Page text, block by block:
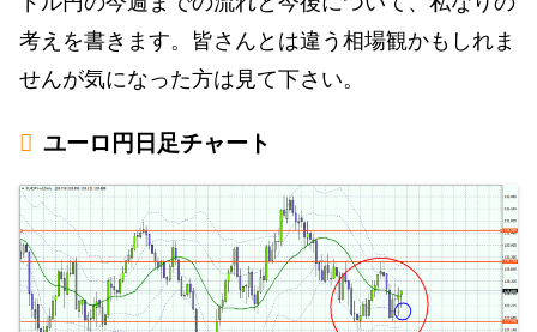
考えを書きます。皆さんとは違う相場観かもしれま
せんが気になった方は見て下さい。
ユーロ円日足チャート